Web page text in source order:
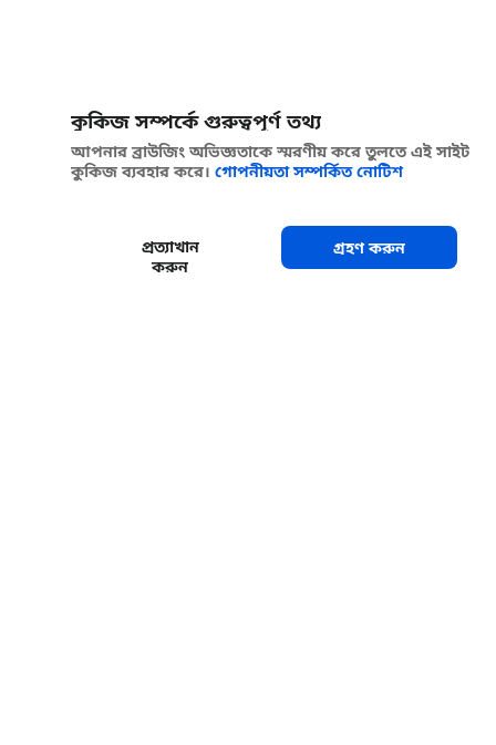
কুকিজ সম্পর্কে গুরুত্বপূর্ণ তথ্য
আপনার ব্রাউজিং অভিজ্ঞতাকে স্মরণীয় করে তুলতে এই সাইট
কুকিজ ব্যবহার করে। গোপনীয়তা সম্পর্কিত নোটিশ
প্রত্যাখান
করুন
গ্রহণ করুন